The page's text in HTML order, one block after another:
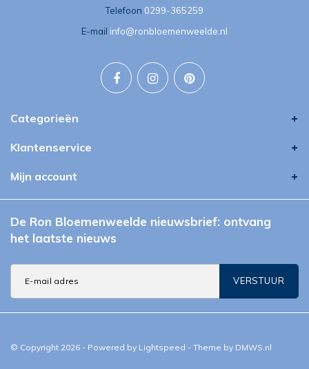
Telefoon 0299-365259
E-mail info@ronbloemenweelde.nl
Categorieën
Klantenservice
Mijn account
De Ron Bloemenweelde nieuwsbrief: ontvang
het laatste nieuws
VERSTUUR
© Copyright 2026 - Powered by Lightspeed - Theme by DMWS.nl